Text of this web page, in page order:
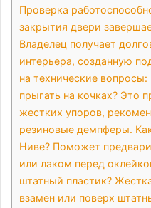
Проверка
закрытия двери
Владелец получает
интерьера, созданную
на технические
прыгать на кочках? Это
жестких упоров,
резиновые демпферы.
Ниве? Поможет
или лаком перед
штатный пластик?
взамен или поверх